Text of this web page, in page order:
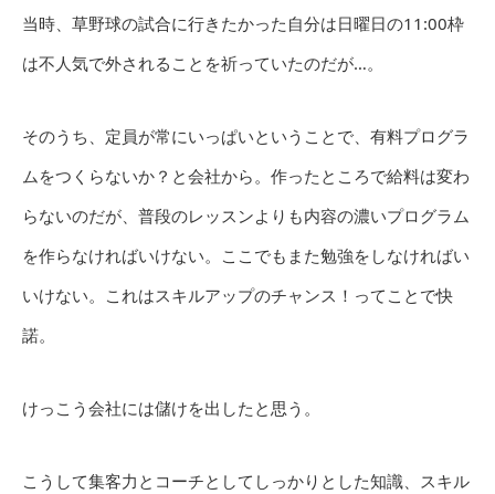
当時、草野球の試合に行きたかった自分は日曜日の11:00枠
は不人気で外されることを祈っていたのだが…。
そのうち、定員が常にいっぱいということで、有料プログラ
ムをつくらないか？と会社から。作ったところで給料は変わ
らないのだが、普段のレッスンよりも内容の濃いプログラム
を作らなければいけない。ここでもまた勉強をしなければい
いけない。これはスキルアップのチャンス！ってことで快
諾。
けっこう会社には儲けを出したと思う。
こうして集客力とコーチとしてしっかりとした知識、スキル